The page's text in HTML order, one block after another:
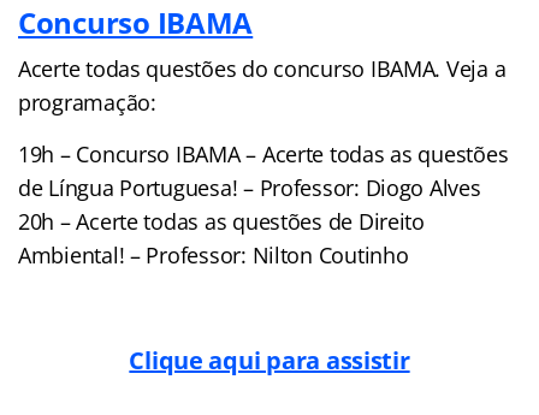
Concurso IBAMA
Acerte todas questões do concurso IBAMA. Veja a
programação:
19h – Concurso IBAMA – Acerte todas as questões
de Língua Portuguesa! – Professor: Diogo Alves
20h – Acerte todas as questões de Direito
Ambiental! – Professor: Nilton Coutinho
Clique aqui para assistir